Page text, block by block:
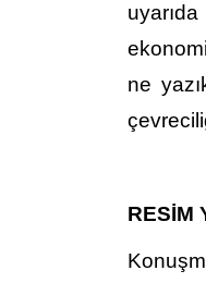
ne
RESİM